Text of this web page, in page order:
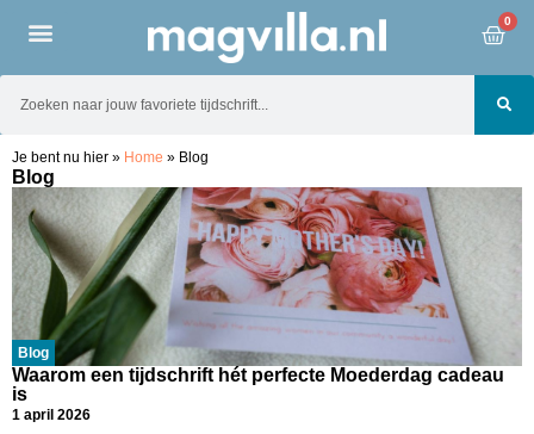
0
Je bent nu hier » Home » Blog
Blog
Blog
Waarom een tijdschrift hét perfecte Moederdag cadeau
is
1 april 2026